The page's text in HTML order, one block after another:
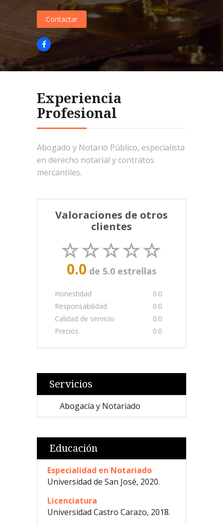
Contactar
Experiencia
Profesional
Abogado y Notario Público, especialista
en derecho notarial y contratos
mercantiles.
Valoraciones de otros
clientes
0.0 de 5.0 estrellas
Honestidad
0.0
Responsabilidad
0.0
Calidad de servicio
0.0
Precios
0.0
Servicios
Abogacía y Notariado
Educación
Especialidad en Notariado
Universidad de San José, 2020.
Licenciatura
Universidad Castro Carazo, 2018.